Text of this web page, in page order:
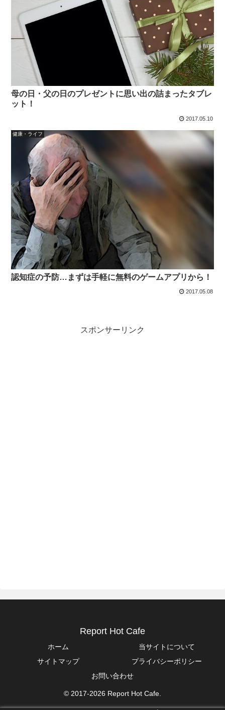
母の日・父の日のプレゼントに思い出の詰まったタブレ
ット！
2017.05.10
健康・ライフ
認知症の予防…まずは手軽に無料のゲームアプリから！
2017.05.08
スポンサーリンク
Report Hot Cafe
ホーム
当サイトについて
サイトマップ
プライバシーポリシー
お問い合わせ
© 2017-2026 Report Hot Cafe.